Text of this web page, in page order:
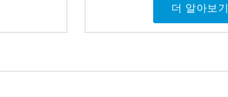
더 알아보기